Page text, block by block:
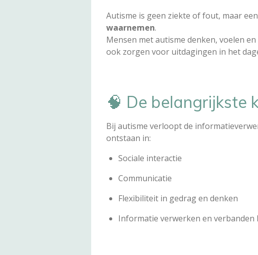
Autisme is geen ziekte of fout, maar een
waarnemen.
Mensen met autisme denken, voelen
ook zorgen voor uitdagingen in het
🧠 De belangrijkste
Bij autisme verloopt de
ontstaan in:
Sociale interactie
Communicatie
Flexibiliteit in gedrag en denken
Informatie verwerken en verbanden